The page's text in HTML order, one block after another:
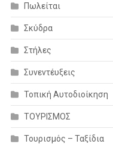
Πωλείται
Σκύδρα
Στήλες
Συνεντέυξεις
Τοπική Αυτοδιοίκηση
ΤΟΥΡΙΣΜΟΣ
Τουρισμός – Ταξίδια